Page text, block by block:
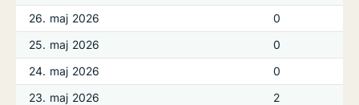
26. maj 2026
0
25. maj 2026
0
24. maj 2026
0
23. maj 2026
2